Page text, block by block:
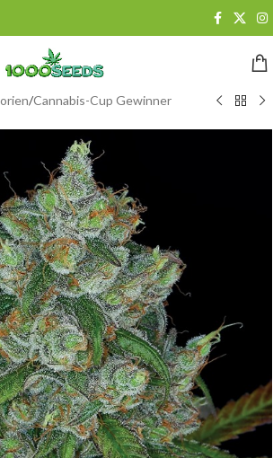
/Cannabis-Cup Gewinner